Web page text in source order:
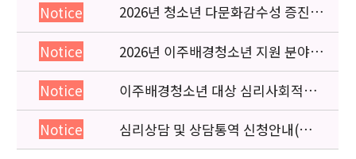
Notice
2026년 청소년 다문화감수성 증진
프로그램 「다가감」신청기관 안내
Notice
2026년 이주배경청소년 지원 분야
종사자 역량강화 교육 일정 안내
Notice
이주배경청소년 대상 심리사회적응
검사 연수동영상 개편 안내
Notice
심리상담 및 상담통역 신청안내(의뢰
서첨부)